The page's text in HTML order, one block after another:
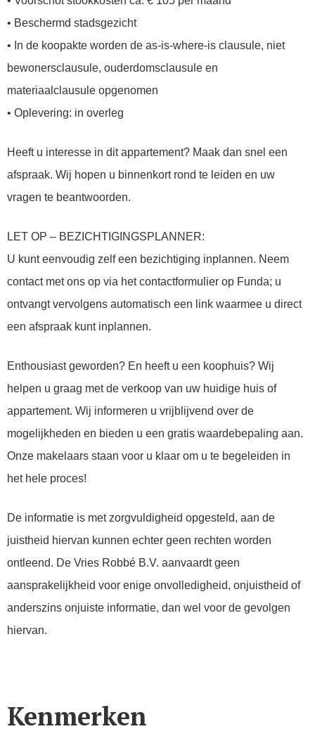
• Beschermd stadsgezicht
• In de koopakte worden de as-is-where-is clausule, niet
bewonersclausule, ouderdomsclausule en
materiaalclausule opgenomen
• Oplevering: in overleg
Heeft u interesse in dit appartement? Maak dan snel een
afspraak. Wij hopen u binnenkort rond te leiden en uw
vragen te beantwoorden.
LET OP – BEZICHTIGINGSPLANNER:
U kunt eenvoudig zelf een bezichtiging inplannen. Neem
contact met ons op via het contactformulier op Funda; u
ontvangt vervolgens automatisch een link waarmee u direct
een afspraak kunt inplannen.
Enthousiast geworden? En heeft u een koophuis? Wij
helpen u graag met de verkoop van uw huidige huis of
appartement. Wij informeren u vrijblijvend over de
mogelijkheden en bieden u een gratis waardebepaling aan.
Onze makelaars staan voor u klaar om u te begeleiden in
het hele proces!
De informatie is met zorgvuldigheid opgesteld, aan de
juistheid hiervan kunnen echter geen rechten worden
ontleend. De Vries Robbé B.V. aanvaardt geen
aansprakelijkheid voor enige onvolledigheid, onjuistheid of
anderszins onjuiste informatie, dan wel voor de gevolgen
hiervan.
Kenmerken